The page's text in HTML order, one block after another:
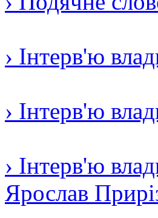
› Інтерв'ю
› Інтерв'ю
› Інтерв'ю
Ярослав